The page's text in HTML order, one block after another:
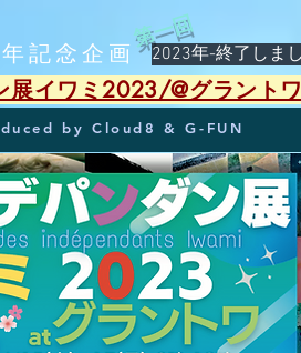
記念企画 ​2023年-終了しま
​第一回
展イワミ2023/@グラン
by Cloud8 & G-FUN